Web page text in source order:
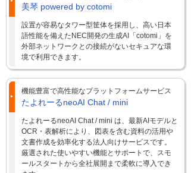
美琴 powered by cotomi
設置が容易なタワー型筐体を採用し、高い日本
語性能を備えたNEC開発の生成AI「cotomi」を
外部ネットワークとの接続がないセキュアな環
境で利用できます。
機能豊富で高性能なプラットフォームサービス
たよれーるneoAI Chat / mini
たよれーるneoAI Chat / mini は、最新AIモデルと
OCR・表解析により、図表を含む資料の活用や
文書作成を効率化する法人向けサービスです。
厳選された使いやすい機能とサポートで、スモ
ールスタートから全社展開まで柔軟に導入でき